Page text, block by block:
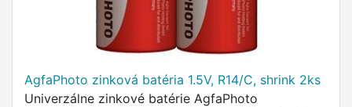
AgfaPhoto zinková batéria 1.5V, R14/C, shrink 2ks
Univerzálne zinkové batérie AgfaPhoto